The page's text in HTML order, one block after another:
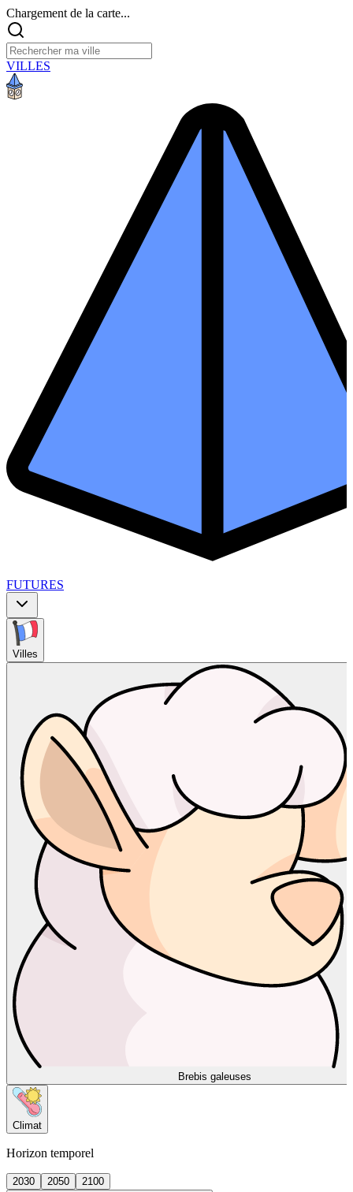
Chargement de la carte...
VILLES
FUTURES
Villes
Brebis galeuses
Climat
Horizon temporel
2030 2050
2100